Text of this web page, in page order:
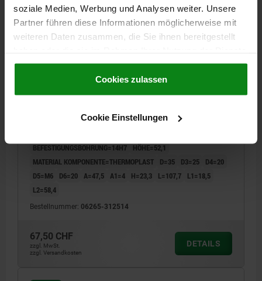
soziale Medien, Werbung und Analysen weiter. Unsere
Partner führen diese Informationen möglicherweise mit
weiteren Daten zusammen, die Sie ihnen bereitgestellt
gesammelt haben.Cookie Richtlinien
Datenschutz|AGB
Cookies zulassen
Cookie Einstellungen
BEFESTIGUNGSBOHRUNG=14H7 HÖHE=52,1
MATERIAL KOMPONENTE=THERMOPLAST
D=35 D3=25
D4=20
D5=M6
D6=20 A=47,5 A1=4 H=23,3 L=107,7
L1=18,5
L2=58,4
Bestellnummer: 06265-312514
67,50 CHF
zzgl. MwSt.
zzgl. Versandkosten
DETAILS